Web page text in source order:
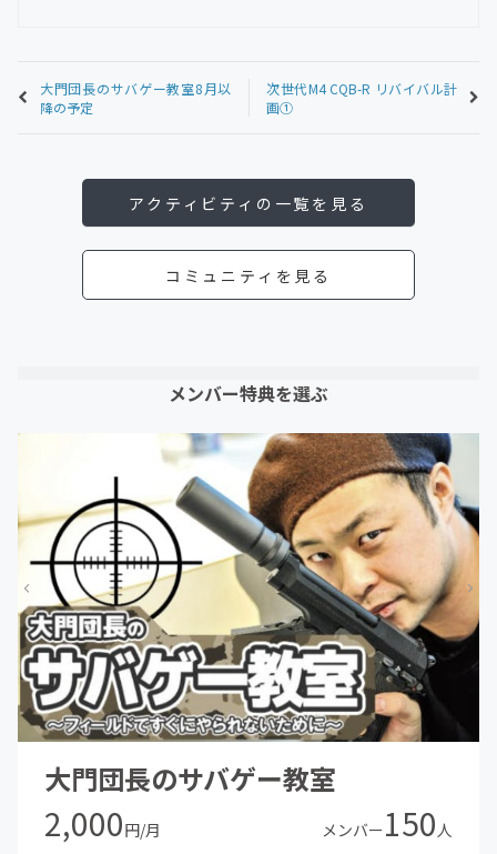
大門団長のサバゲー教室8月以
降の予定
次世代M4 CQB-R リバイバル計
画①
アクティビティの一覧を見る
コミュニティを見る
メンバー特典を選ぶ
大門団長のサバゲー教室
2,000円/月 メンバー150 人